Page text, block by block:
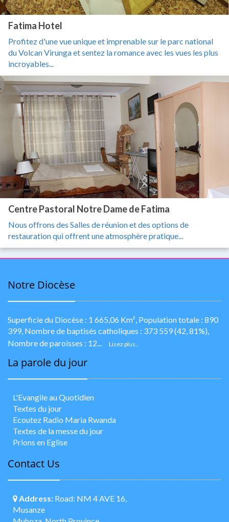
Fatima Hotel
Profitez d'une vue unique et imprenable sur le parc national
du Volcan Virunga et sentez la romance avec les vues les plus
incroyables...
Centre Pastoral Notre Dame de Fatima
Nous offrons des Salles de réunion et des options de
restauration qui offrent une atmosphère pratique...
Notre Diocèse
Superficie du Diocèse : 1 665,06 Km², Population totale : 890
399, Nombre de baptisés catholiques : 373 559 (42, 81%),
Nombre de paroisses : 12...
Lisez plus..
La parole du jour
L'Evangile au Quotidien
Textes du jour
Ecoutez Radio Maria Rwanda
Textes de la messe du jour
Prions en Eglise
Contact Us
Address: Road: NM 4 AVE 16,
Musanze